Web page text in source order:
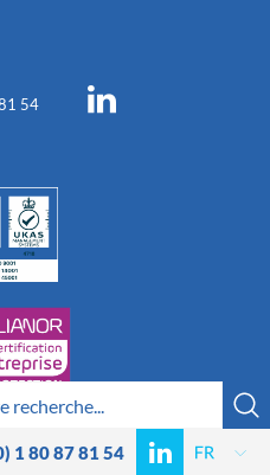
1 80 87 81 54
54